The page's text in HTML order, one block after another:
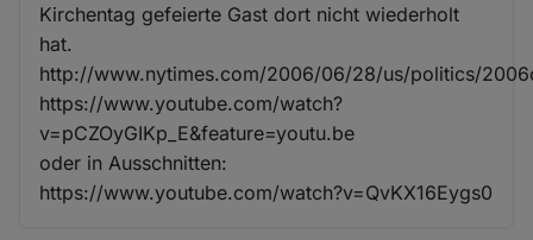
Kirchentag gefeierte Gast dort nicht wiederholt
hat.
http://www.nytimes.com/2006/06/28/us/politics/
https://www.youtube.com/watch?
v=pCZOyGIKp_E&feature=youtu.be
oder in Ausschnitten:
https://www.youtube.com/watch?v=QvKX16Eygs0